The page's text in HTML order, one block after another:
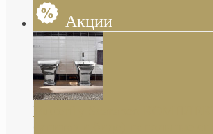
Акции
Butterfly Scarabeo КОМПЛЕКТ